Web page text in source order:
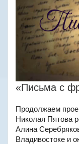
«Письма с
Продолжаем
Николая Пятова
Алина
Владивостоке и